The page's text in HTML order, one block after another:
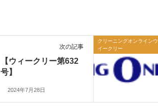
クリーニングオンラインウ
イークリー
次の記事
【ウィークリー第632
号】
2024年7月28日